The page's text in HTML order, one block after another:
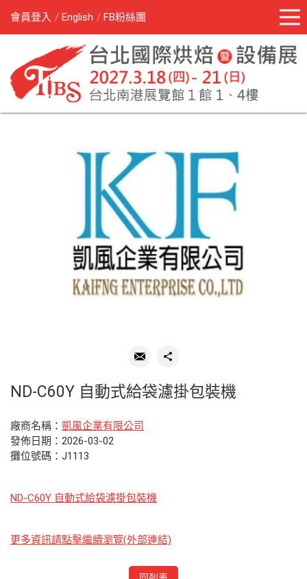
會員登入 English FB粉絲團
ND-C60Y 自動式給袋濾掛包裝機
廠商名稱： 凱風企業有限公司
發佈日期：2026-03-02
攤位號碼：J1113
ND-C60Y 自動式給袋濾掛包裝機
更多資訊請點擊繼續瀏覽(外部連結)